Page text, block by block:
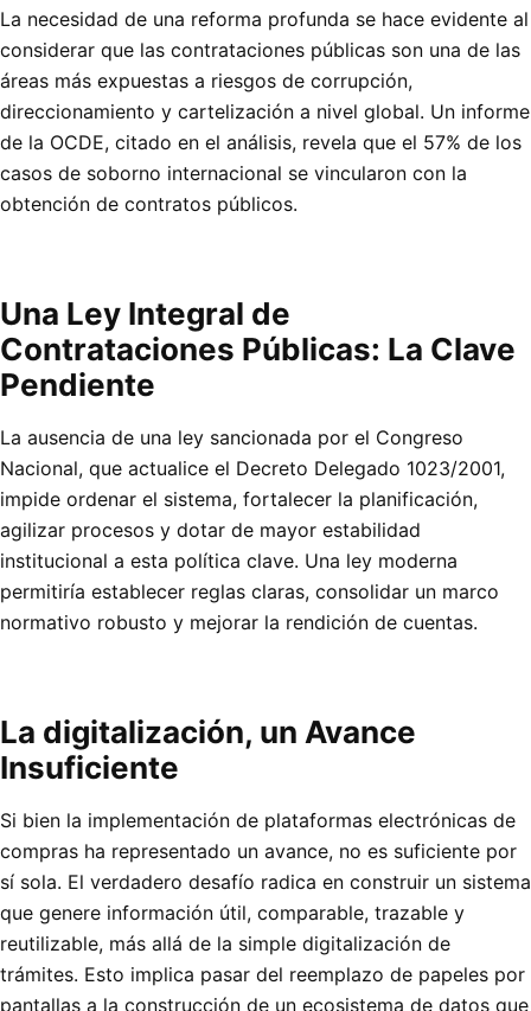
La necesidad de una reforma profunda se hace evidente al
considerar que las contrataciones públicas son una de las
áreas más expuestas a riesgos de corrupción,
direccionamiento y cartelización a nivel global. Un informe
de la OCDE, citado en el análisis, revela que el 57% de los
casos de soborno internacional se vincularon con la
obtención de contratos públicos.
Una Ley Integral de
Contrataciones Públicas: La Clave
Pendiente
La ausencia de una ley sancionada por el Congreso
Nacional, que actualice el Decreto Delegado 1023/2001,
impide ordenar el sistema, fortalecer la planificación,
agilizar procesos y dotar de mayor estabilidad
institucional a esta política clave. Una ley moderna
permitiría establecer reglas claras, consolidar un marco
normativo robusto y mejorar la rendición de cuentas.
La digitalización, un Avance
Insuficiente
Si bien la implementación de plataformas electrónicas de
compras ha representado un avance, no es suficiente por
sí sola. El verdadero desafío radica en construir un sistema
que genere información útil, comparable, trazable y
reutilizable, más allá de la simple digitalización de
trámites. Esto implica pasar del reemplazo de papeles por
pantallas a la construcción de un ecosistema de datos que